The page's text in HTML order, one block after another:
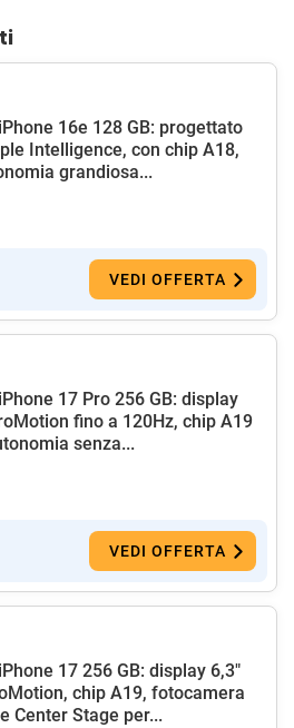
16e 128 GB: progettato
Intelligence, con chip A18,
grandiosa...
VEDI OFFERTA
17 Pro 256 GB: display
fino a 120Hz, chip A19
senza...
VEDI OFFERTA
17 256 GB: display 6,3"
chip A19, fotocamera
Center Stage per...